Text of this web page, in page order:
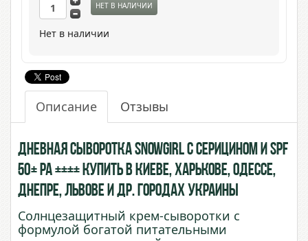
НЕТ В НАЛИЧИИ
Нет в наличии
Описание Отзывы
Дневная сыворотка Snowgirl с Серицином и SPF
50+ PA ++++ купить в Киеве, Харькове, Одессе,
Днепре, Львове и др. городах Украины
Солнцезащитный крем-сыворотки с
формулой богатой питательными